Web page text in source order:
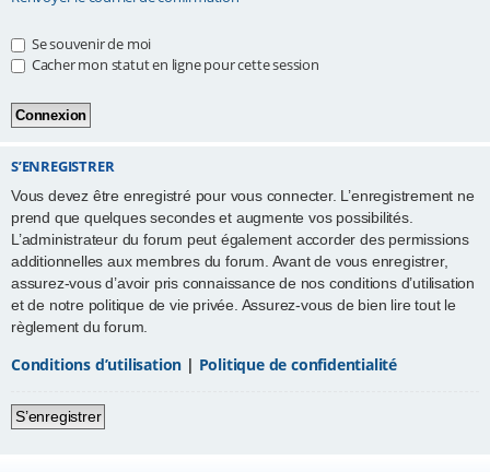
Se souvenir de moi
Cacher mon statut en ligne pour cette session
S’ENREGISTRER
Vous devez être enregistré pour vous connecter. L’enregistrement ne
prend que quelques secondes et augmente vos possibilités.
L’administrateur du forum peut également accorder des permissions
additionnelles aux membres du forum. Avant de vous enregistrer,
assurez-vous d’avoir pris connaissance de nos conditions d’utilisation
et de notre politique de vie privée. Assurez-vous de bien lire tout le
règlement du forum.
Conditions d’utilisation | Politique de confidentialité
S’enregistrer